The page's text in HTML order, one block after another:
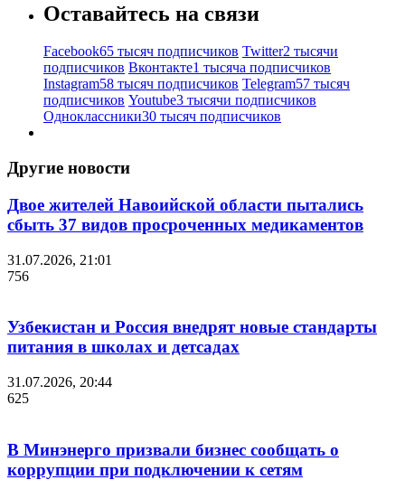
Оставайтесь на связи
Facebook65 тысяч подписчиков Twitter2 тысячи
подписчиков Вконтакте1 тысяча подписчиков
Instagram58 тысяч подписчиков Telegram57 тысяч
подписчиков Youtube3 тысячи подписчиков
Одноклассники30 тысяч подписчиков
Другие новости
Двое жителей Навоийской области пытались
сбыть 37 видов просроченных медикаментов
31.07.2026, 21:01
756
Узбекистан и Россия внедрят новые стандарты
питания в школах и детсадах
31.07.2026, 20:44
625
В Минэнерго призвали бизнес сообщать о
коррупции при подключении к сетям